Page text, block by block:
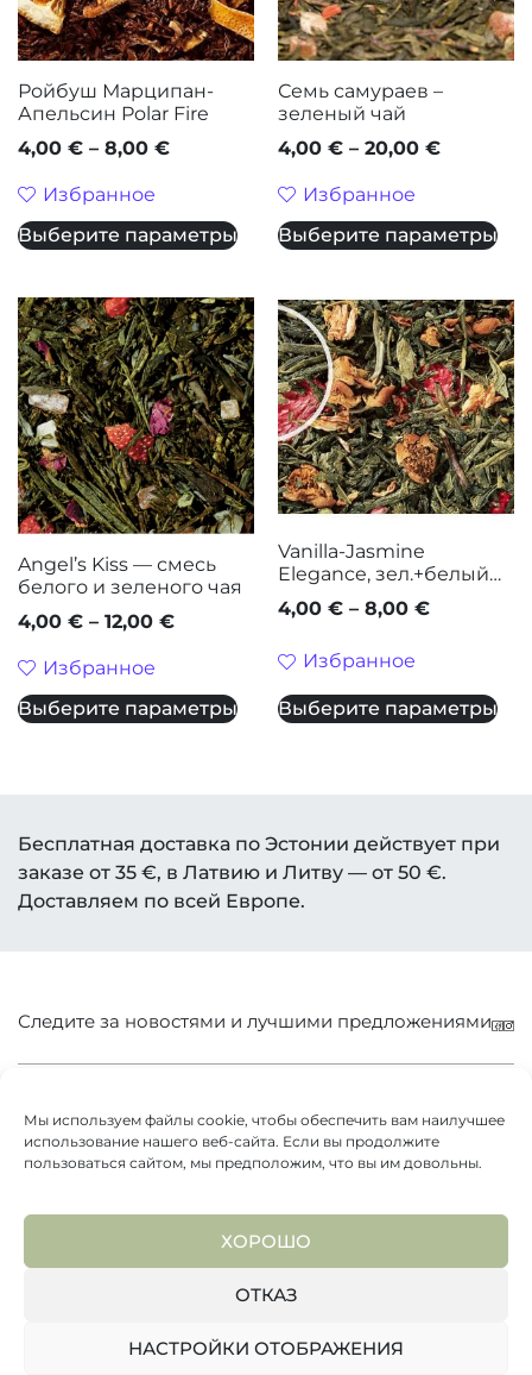
Мы используем файлы cookie, чтобы обеспечить вам наилучшее
использование нашего веб-сайта. Если вы продолжите
пользоваться сайтом, мы предположим, что вы им довольны.
ХОРОШО
ОТКАЗ
НАСТРОЙКИ ОТОБРАЖЕНИЯ
Ройбуш Марципан-
Апельсин Polar Fire
4,00 € – 8,00 €
Избранное
Выберите параметры
Семь самураев –
зеленый чай
4,00 € – 20,00 €
Избранное
Выберите параметры
Angel’s Kiss — смесь
белого и зеленого чая
4,00 € – 12,00 €
Избранное
Выберите параметры
Vanilla-Jasmine
Elegance, зел.+белый
чай
4,00 € – 8,00 €
Избранное
Выберите параметры
Бесплатная доставка по Эстонии действует при
заказе от 35 €, в Латвию и Литву — от 50 €.
Доставляем по всей Европе.
Следите за новостями и лучшими предложениями
Как купить
Политика конфиденциальности
О нас
info@camellia.ee
Tallinn, Kadaka tee 63, корпус C, каб. 128 (здание FORUS)